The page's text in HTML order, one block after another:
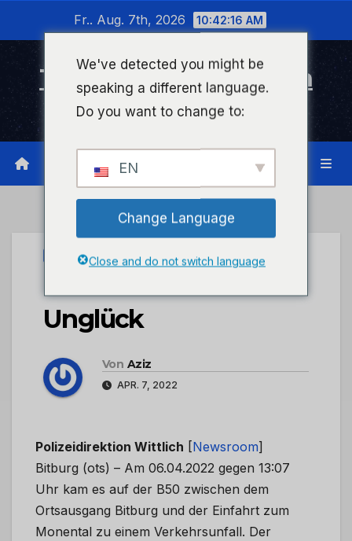
wechseln
Fr.. Aug. 7th, 2026 10:42:16 AM
Timeline Bad Kreuznach
Infonetzwerk für Bad Kreuznach
UNCATEGORIZED
POL-PDWIL: Glück im
Unglück
Von Aziz
APR. 7, 2022
Polizeidirektion Wittlich [Newsroom]
Bitburg (ots) – Am 06.04.2022 gegen 13:07
Uhr kam es auf der B50 zwischen dem
Ortsausgang Bitburg und der Einfahrt zum
Monental zu einem Verkehrsunfall. Der
We've detected you might be
speaking a different language.
Do you want to change to:
EN
Change Language
Close and do not switch language